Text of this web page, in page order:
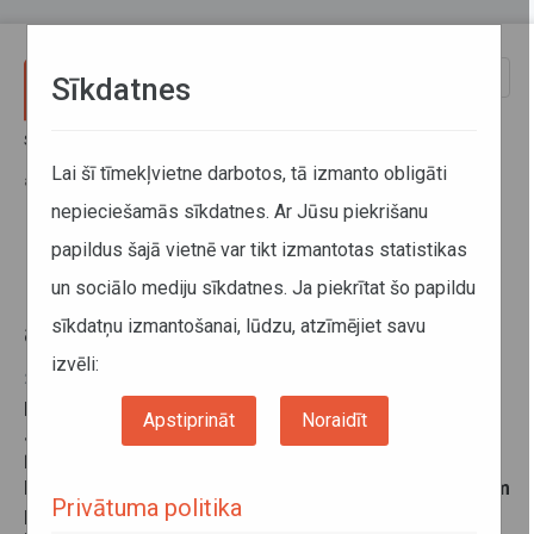
Sākums
apkalpotajos maršrutos
No 1.jūnija spēkā stāsies izmaiņas
16 SIA Jēkabpils autobusu parks
apkalpotajos maršrutos
24. maijs 2016
No 2016.gada 1.jūnija spēkā stāsies grozījumi 16 SIA
Jēkabpils autobusu parks apkalpotajos maršrutos.
Ņemot vērā, ka tiks veiktas izmaiņas reisu izpildes
laikos un autobusu izbraukšanas laikos no atsevišķām
pieturvietām, Autotransporta direkcija aicina
Sīkdatnes
Lai šī tīmekļvietne darbotos, tā izmanto obligāti
nepieciešamās sīkdatnes. Ar Jūsu piekrišanu
papildus šajā vietnē var tikt izmantotas statistikas
un sociālo mediju sīkdatnes. Ja piekrītat šo papildu
sīkdatņu izmantošanai, lūdzu, atzīmējiet savu
izvēli:
Apstiprināt Noraidīt
Privātuma politika